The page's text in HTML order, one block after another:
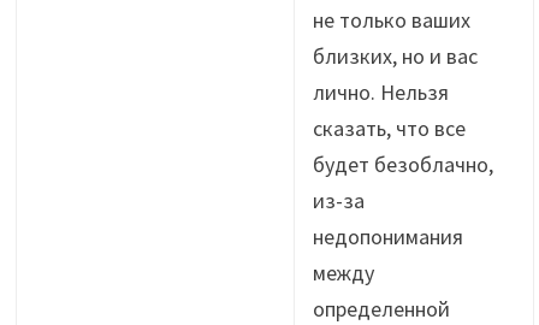
не только ваших
близких, но и вас
лично. Нельзя
сказать, что все
будет безоблачно,
из-за
недопонимания
между
определенной